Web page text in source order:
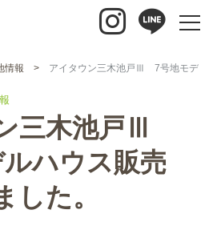
情報 アイタウン三木池戸Ⅲ 7号地モデル
三木池戸Ⅲ
ハウス販売
した。